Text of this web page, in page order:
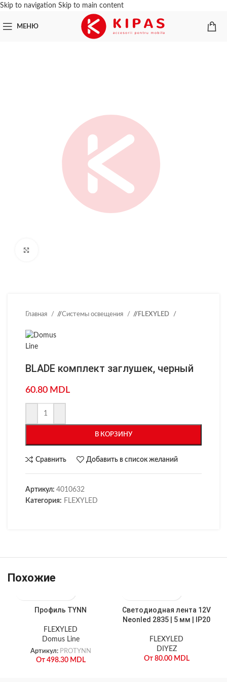
Skip to navigation Skip to main content
МЕНЮ
Главная / Системы освещения / FLEXYLED
BLADE комплект заглушек, черный
60.80 MDL
В КОРЗИНУ
Сравнить Добавить в список желаний
Артикул: 4010632
Категория: FLEXYLED
Похожие
Профиль TYNN
FLEXYLED
Domus Line
Артикул: PROTYNN
От 498.30 MDL
Светодиодная лента 12V
Neonled 2835 | 5 мм | IP20
FLEXYLED
DIYEZ
От 80.00 MDL